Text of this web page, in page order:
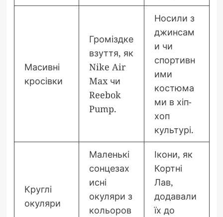
Масивні
кросівки
Громіздке
взуття, як
Nike Air
Max чи
Reebok
Pump.
Носили з
джинсам
и чи
спортивн
ими
костюма
ми в хіп-
хоп
культурі.
Круглі
окуляри
Маленькі
сонцезах
исні
окуляри з
кольоров
Ікони, як
Кортні
Лав,
додавали
їх до